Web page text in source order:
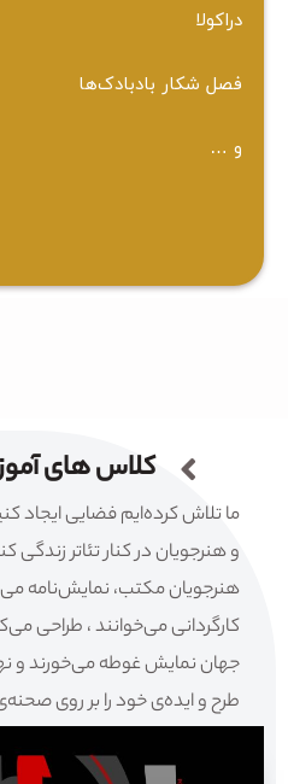
دراکولا
فصل شکار بادبادک‌ها
و …
کلاس های
ما تلاش کرده‌ایم فضایی ایجاد
و هنرجویان در کنار تئاتر زندگی
هنرجویان مکتب، نمایش‌نامه
کارگردانی می‌خوانند ، طراحی
جهان نمایش غوطه می‌خورند و
طرح و ایده‌ی خود را بر روی